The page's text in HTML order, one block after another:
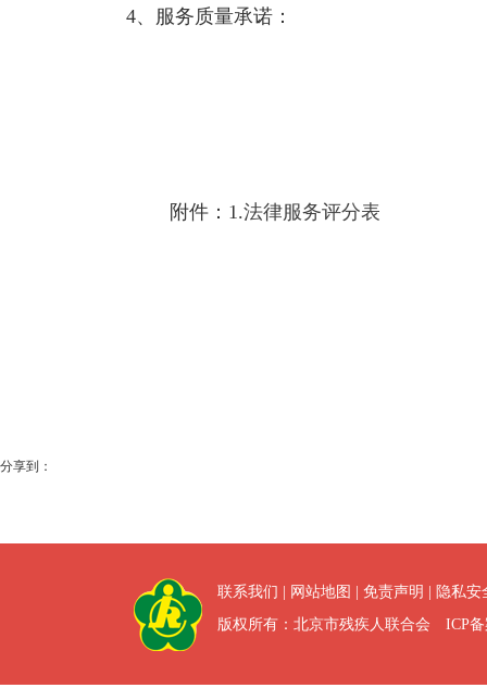
4、服务质量承诺：
附件：1.法律服务评分表
分享到：
联系我们 网站地图 免责声明
隐私
版权所有：北京市残疾人联合会 ICP